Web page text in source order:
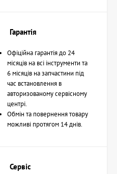
Гарантія
Офіційна гарантія до 24
місяців на всі інструменти та
6 місяців на запчастини під
час встановлення в
авторизованому сервісному
центрі.
Обмін та повернення товару
можливі протягом 14 днів.
Сервіс